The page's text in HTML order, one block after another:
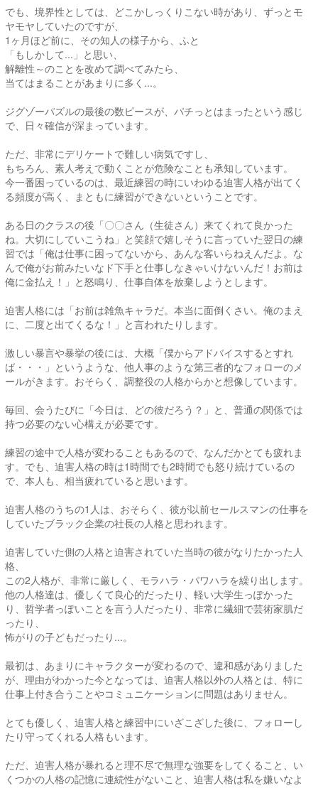
でも、境界性としては、どこかしっくりこない時があり、ずっとモ
ヤモヤしていたのですが、
1ヶ月ほど前に、その知人の様子から、ふと
「もしかして...」と思い、
解離性～のことを改めて調べてみたら、
当てはまることがあまりに多く...。
ジグゾーパズルの最後の数ピースが、パチっとはまったという感じ
で、日々確信が深まっています。
ただ、非常にデリケートで難しい病気ですし、
もちろん、素人考えで動くことが危険なことも承知しています。
今一番困っているのは、最近練習の時にいわゆる迫害人格が出てく
る頻度が高く、まともに練習ができないということです。
ある日のクラスの後「〇〇さん（生徒さん）来てくれて良かった
ね。大切にしていこうね」と笑顔で嬉しそうに言っていた翌日の練
習では「俺は仕事に困ってないから、あんな客いらねえんだよ。な
んで俺がお前みたいなド下手と仕事しなきゃいけないんだ！お前は
俺に金払え！」と怒鳴り、仕事自体を放棄しようとします。
迫害人格には「お前は雑魚キャラだ。本当に面倒くさい。俺のまえ
に、二度と出てくるな！」と言われたりします。
激しい暴言や暴挙の後には、大概「僕からアドバイスするとすれ
ば・・・」というような、他人事のような第三者的なフォローのメ
ールがきます。おそらく、調整役の人格からかと想像しています。
毎回、会うたびに「今日は、どの彼だろう？」と、普通の関係では
持つ必要のない心構えが必要です。
練習の途中で人格が変わることもあるので、なんだかとても疲れま
す。でも、迫害人格の時は1時間でも2時間でも怒り続けているの
で、本人も、相当疲れていると思います。
迫害人格のうちの1人は、おそらく、彼が以前セールスマンの仕事を
していたブラック企業の社長の人格と思われます。
迫害していた側の人格と迫害されていた当時の彼がなりたかった人
格、
この2人格が、非常に厳しく、モラハラ・パワハラを繰り出します。
他の人格達は、優しくて良心的だったり、軽い大学生っぽかった
り、哲学者っぽいことを言う人だったり、非常に繊細で芸術家肌だ
ったり、
怖がりの子どもだったり...。
最初は、あまりにキャラクターが変わるので、違和感がありました
が、理由がわかった今となっては、迫害人格以外の人格とは、特に
仕事上付き合うことやコミュニケーションに問題はありません。
とても優しく、迫害人格と練習中にいざこざした後に、フォローし
たり守ってくれる人格もいます。
ただ、迫害人格が暴れると理不尽で無理な強要をしてくること、い
くつかの人格の記憶に連続性がないこと、迫害人格は私を嫌いなよ